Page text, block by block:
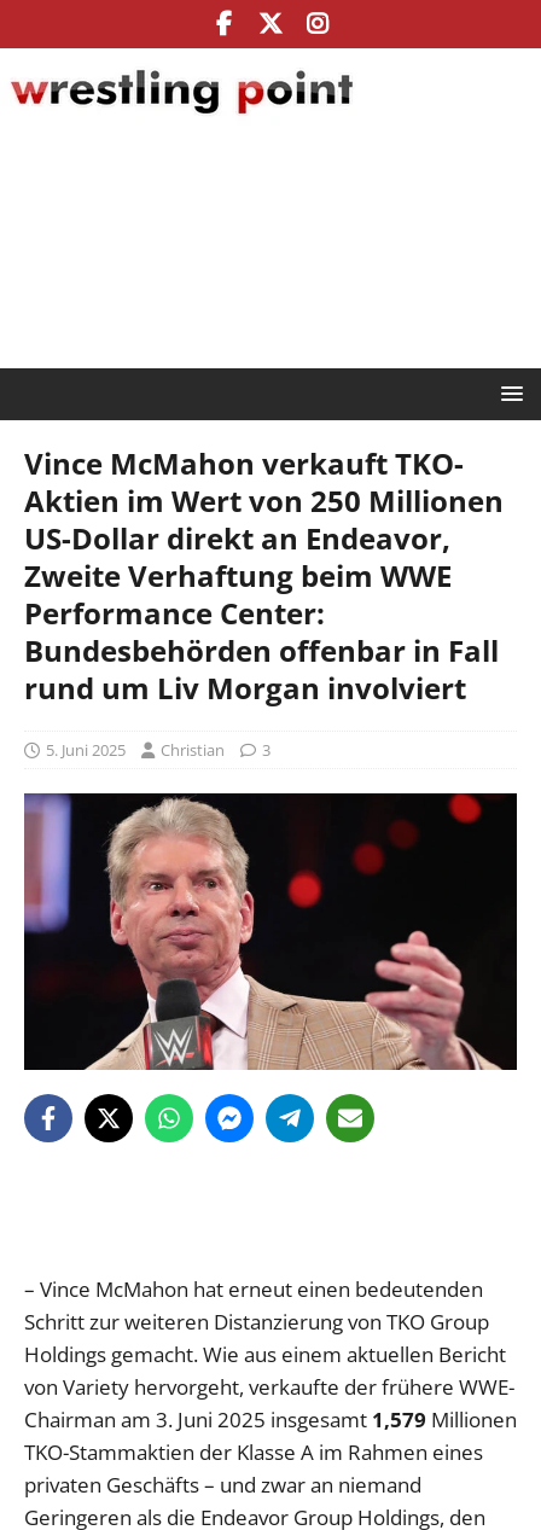
Vince McMahon verkauft TKO-
Aktien im Wert von 250 Millionen
US-Dollar direkt an Endeavor,
Zweite Verhaftung beim WWE
Performance Center:
Bundesbehörden offenbar in Fall
rund um Liv Morgan involviert
5. Juni 2025 Christian 3
– Vince McMahon hat erneut einen bedeutenden
Schritt zur weiteren Distanzierung von TKO Group
Holdings gemacht. Wie aus einem aktuellen Bericht
von Variety hervorgeht, verkaufte der frühere WWE-
Chairman am 3. Juni 2025 insgesamt 1,579 Millionen
TKO-Stammaktien der Klasse A im Rahmen eines
privaten Geschäfts – und zwar an niemand
Geringeren als die Endeavor Group Holdings, den